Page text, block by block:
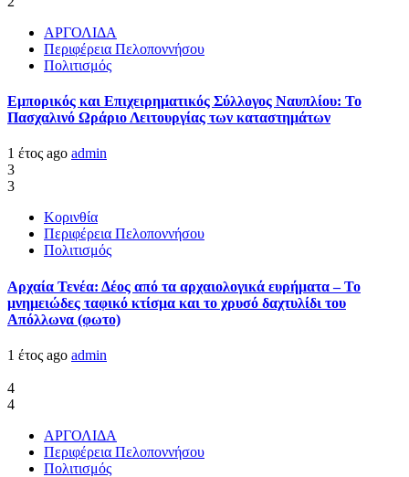
ΑΡΓΟΛΙΔΑ
Περιφέρεια Πελοποννήσου
Πολιτισμός
Εμπορικός και Επιχειρηματικός Σύλλογος Ναυπλίου: Το
Πασχαλινό Ωράριο Λειτουργίας των καταστημάτων
1 έτος ago admin
3
3
Κορινθία
Περιφέρεια Πελοποννήσου
Πολιτισμός
Αρχαία Τενέα: Δέος από τα αρχαιολογικά ευρήματα – Το
μνημειώδες ταφικό κτίσμα και το χρυσό δαχτυλίδι του
Απόλλωνα (φωτο)
1 έτος ago admin
4
4
ΑΡΓΟΛΙΔΑ
Περιφέρεια Πελοποννήσου
Πολιτισμός